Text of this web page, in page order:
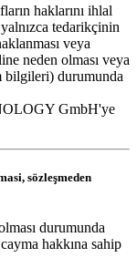
haklarını ihlal
tedarikçinin
veya
neden olması veya
bilgileri) durumunda
GmbH'ye
sözleşmeden
durumunda
hakkına sahip